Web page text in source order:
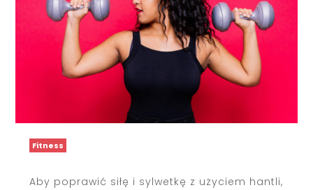
Fitness
Aby poprawić siłę i sylwetkę z użyciem hantli,